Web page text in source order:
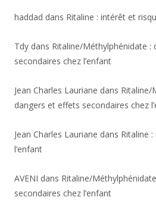
haddad dans Ritaline : intérêt et
Tdy dans Ritaline/Méthylphénidate :
secondaires chez l’enfant
Jean Charles Lauriane dans Ritaline/
dangers et effets secondaires chez
Jean Charles Lauriane dans Ritaline
l’enfant
AVENI dans Ritaline/
secondaires chez l’enfant